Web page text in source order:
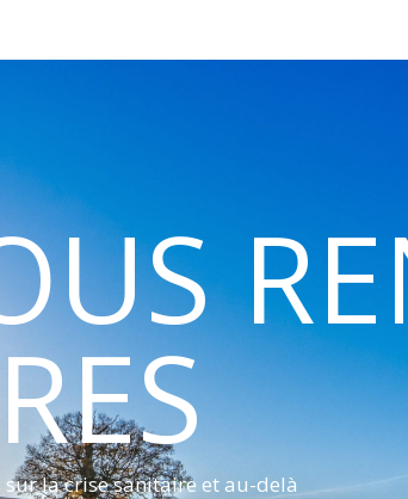
la crise sanitaire et au-delà